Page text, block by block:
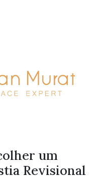
um
Revisional